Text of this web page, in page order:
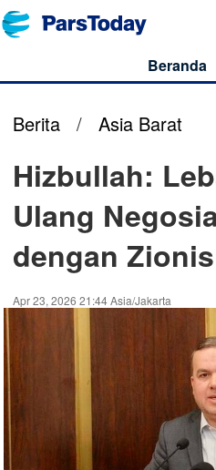
Beranda
Berita / Asia Barat
Hizbullah:
Ulang
dengan Zionis
Apr 23, 2026 21:44 Asia/Jakarta